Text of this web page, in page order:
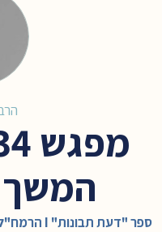
המשך